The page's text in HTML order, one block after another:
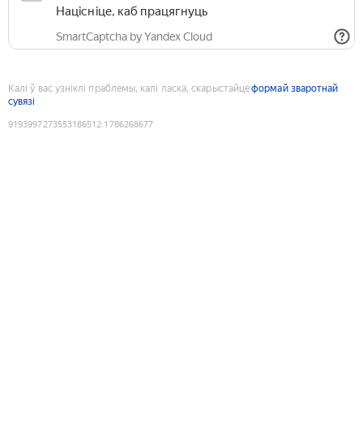
Націсніце, каб працягнуць
SmartCaptcha by Yandex Cloud
Калі ў вас узніклі праблемы, калі ласка, скарыстайцеформай зваротнай
сувязі
9193997273553186512:1786268677